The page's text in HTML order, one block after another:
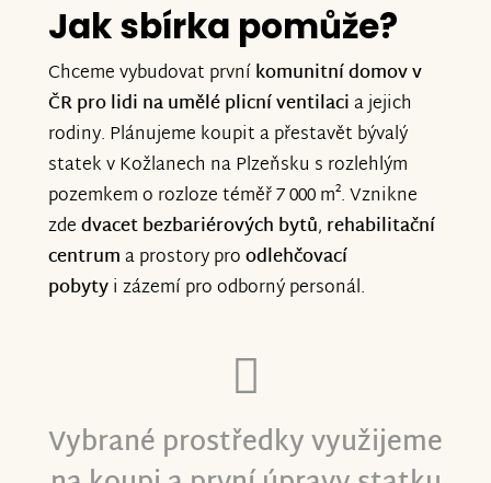
Jak sbírka pomůže?
Chceme vybudovat prvníkomunitní domov v
ČR pro lidi na umělé plicní ventilacia jejich
rodiny. Plánujeme koupit a přestavět bývalý
statek v Kožlanech na Plzeňsku s rozlehlým
pozemkem o rozloze téměř 7 000 m². Vznikne
zdedvacet bezbariérových bytů, rehabilitační
centruma prostory proodlehčovací
pobytyi zázemí pro odborný personál.
Vybrané prostředky využijeme